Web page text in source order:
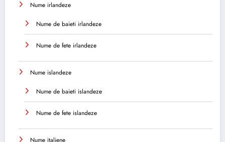
Nume irlandeze
Nume de baieti irlandeze
Nume de fete irlandeze
Nume islandeze
Nume de baieti islandeze
Nume de fete islandeze